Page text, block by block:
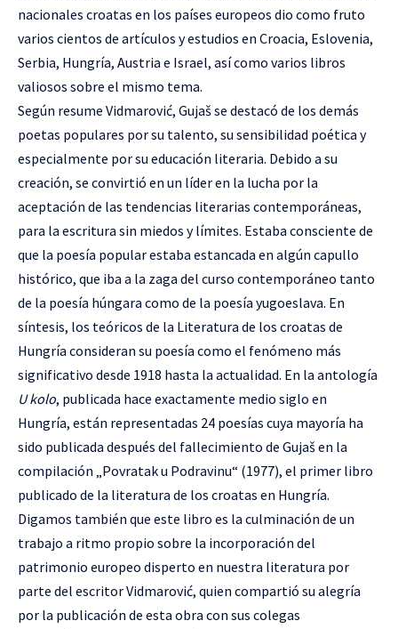
nacionales croatas en los países europeos dio como fruto
varios cientos de artículos y estudios en Croacia, Eslovenia,
Serbia, Hungría, Austria e Israel, así como varios libros
valiosos sobre el mismo tema.
Según resume Vidmarović, Gujaš se destacó de los demás
poetas populares por su talento, su sensibilidad poética y
especialmente por su educación literaria. Debido a su
creación, se convirtió en un líder en la lucha por la
aceptación de las tendencias literarias contemporáneas,
para la escritura sin miedos y límites. Estaba consciente de
que la poesía popular estaba estancada en algún capullo
histórico, que iba a la zaga del curso contemporáneo tanto
de la poesía húngara como de la poesía yugoeslava. En
síntesis, los teóricos de la Literatura de los croatas de
Hungría consideran su poesía como el fenómeno más
significativo desde 1918 hasta la actualidad. En la antología
U kolo, publicada hace exactamente medio siglo en
Hungría, están representadas 24 poesías cuya mayoría ha
sido publicada después del fallecimiento de Gujaš en la
compilación „Povratak u Podravinu“ (1977), el primer libro
publicado de la literatura de los croatas en Hungría.
Digamos también que este libro es la culminación de un
trabajo a ritmo propio sobre la incorporación del
patrimonio europeo disperto en nuestra literatura por
parte del escritor Vidmarović, quien compartió su alegría
por la publicación de esta obra con sus colegas